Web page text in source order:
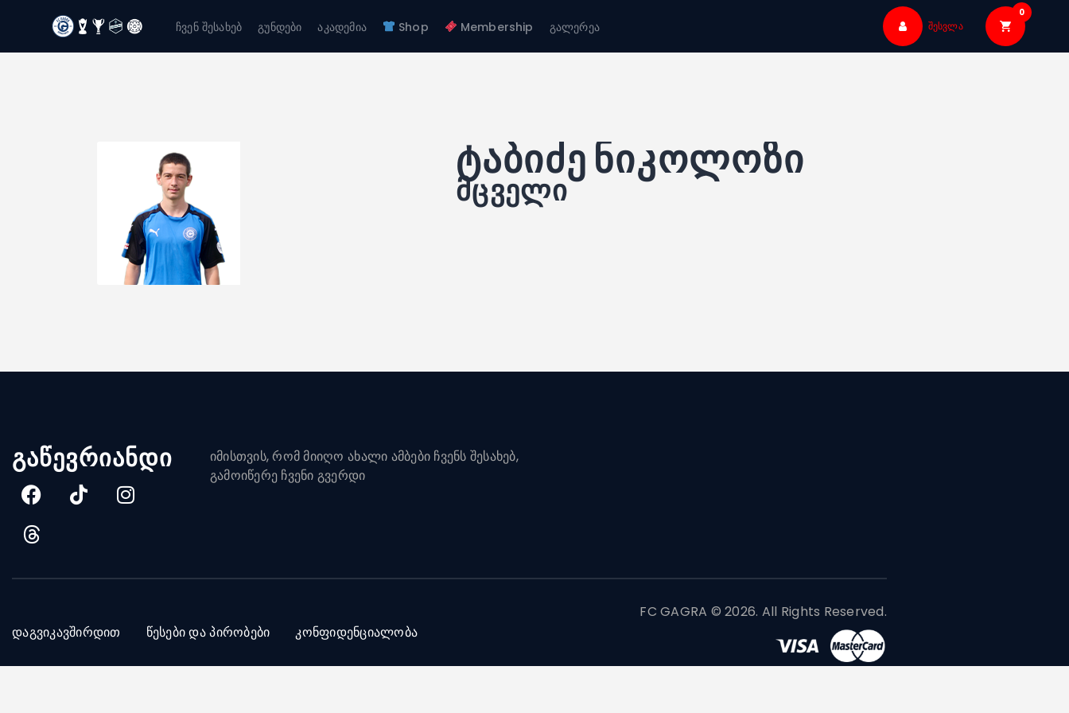
ჩვენ შესახებ გუნდები აკადემია Shop Membership გალერეა შესვლა
0
FC GAGRA
გუნდები
ტაბიძე ნიკოლოზი
მცველი
გაწევრიანდი
იმისთვის, რომ მიიღო ახალი ამბები ჩვენს შესახებ,
გამოიწერე ჩვენი გვერდი
დაგვიკავშირდით წესები და პირობები კონფიდენციალობა
FC GAGRA © 2026. All Rights Reserved.